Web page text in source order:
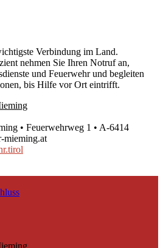
Verbindung im Land.
nehmen Sie Ihren Notruf an,
und Feuerwehr und begleiten
bis Hilfe vor Ort eintrifft.
• Feuerwehrweg 1 • A-6414
mieming.at